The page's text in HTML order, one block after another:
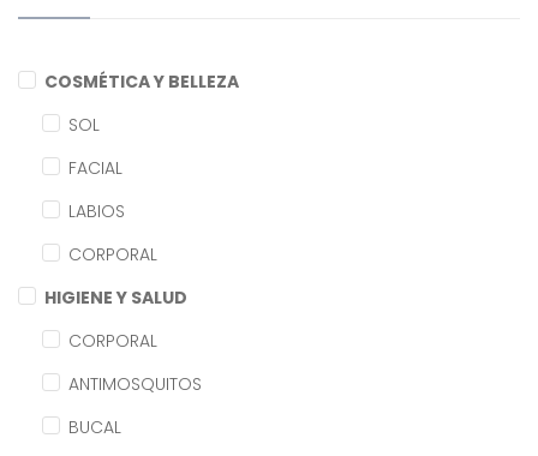
COSMÉTICA Y BELLEZA
SOL
FACIAL
LABIOS
CORPORAL
HIGIENE Y SALUD
CORPORAL
ANTIMOSQUITOS
BUCAL